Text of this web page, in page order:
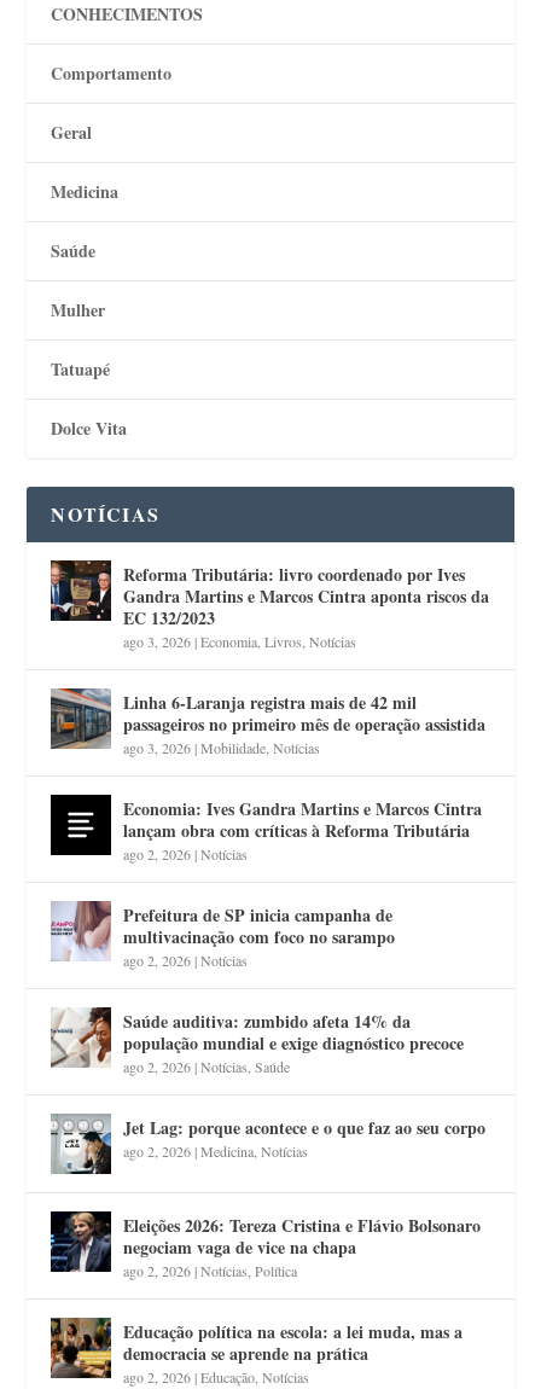
CONHECIMENTOS
Comportamento
Geral
Medicina
Saúde
Mulher
Tatuapé
Dolce Vita
NOTÍCIAS
Reforma Tributária: livro coordenado por Ives
Gandra Martins e Marcos Cintra aponta riscos da
EC 132/2023
ago 3, 2026|Economia ,Livros ,Notícias
Linha 6-Laranja registra mais de 42 mil
passageiros no primeiro mês de operação assistida
ago 3, 2026|Mobilidade ,Notícias
Economia: Ives Gandra Martins e Marcos Cintra
lançam obra com críticas à Reforma Tributária
ago 2, 2026|Notícias
Prefeitura de SP inicia campanha de
multivacinação com foco no sarampo
ago 2, 2026|Notícias
Saúde auditiva: zumbido afeta 14% da
população mundial e exige diagnóstico precoce
ago 2, 2026|Notícias ,Saúde
Jet Lag: porque acontece e o que faz ao seu corpo
ago 2, 2026|Medicina ,Notícias
Eleições 2026: Tereza Cristina e Flávio Bolsonaro
negociam vaga de vice na chapa
ago 2, 2026|Notícias ,Política
Educação política na escola: a lei muda, mas a
democracia se aprende na prática
ago 2, 2026|Educação ,Notícias